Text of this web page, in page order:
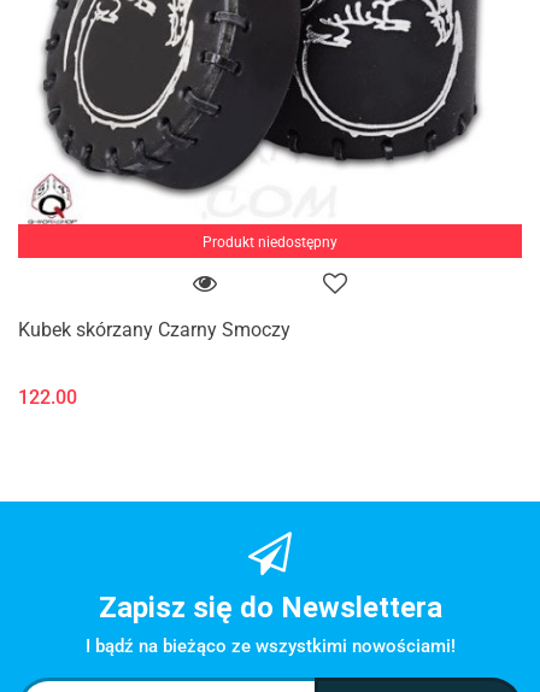
Produkt niedostępny
Kubek skórzany Czarny Smoczy
122.00
Zapisz się do Newslettera
I bądź na bieżąco ze wszystkimi nowościami!